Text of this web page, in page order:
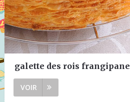
galette des rois frangipane
VOIR